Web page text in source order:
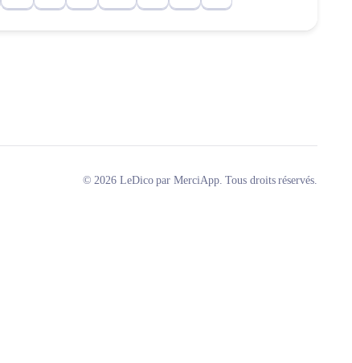
© 2026 LeDico par MerciApp. Tous droits réservés.